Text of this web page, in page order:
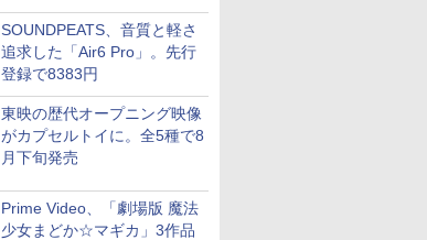
配信など。夏の特番・配信情
報
SOUNDPEATS、音質と軽さ
追求した「Air6 Pro」。先行
登録で8383円
東映の歴代オープニング映像
がカプセルトイに。全5種で8
月下旬発売
Prime Video、「劇場版 魔法
少女まどか☆マギカ」3作品